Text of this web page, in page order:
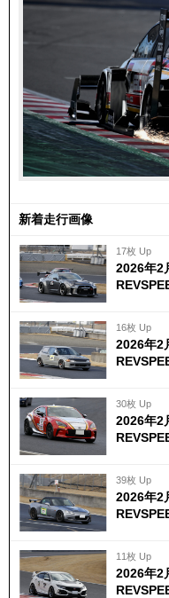
新着走行画像
17枚 Up
2026年2
16枚 Up
2026年2
30枚 Up
2026年2
39枚 Up
2026年2
11枚 Up
2026年2